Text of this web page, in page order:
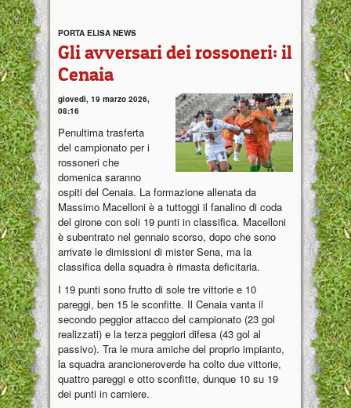
PORTA ELISA NEWS
Gli avversari dei rossoneri: il
Cenaia
giovedì, 19 marzo 2026,
08:16
Penultima trasferta
del campionato per i
rossoneri che
domenica saranno
ospiti del Cenaia. La formazione allenata da
Massimo Macelloni è a tuttoggi il fanalino di coda
del girone con soli 19 punti in classifica. Macelloni
è subentrato nel gennaio scorso, dopo che sono
arrivate le dimissioni di mister Sena, ma la
classifica della squadra è rimasta deficitaria.
I 19 punti sono frutto di sole tre vittorie e 10
pareggi, ben 15 le sconfitte. Il Cenaia vanta il
secondo peggior attacco del campionato (23 gol
realizzati) e la terza peggiori difesa (43 gol al
passivo). Tra le mura amiche del proprio impianto,
la squadra arancioneroverde ha colto due vittorie,
quattro pareggi e otto sconfitte, dunque 10 su 19
dei punti in carniere.